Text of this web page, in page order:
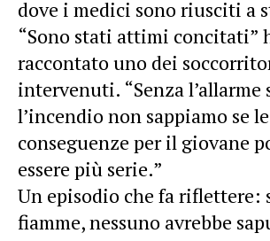
dove i medici sono riusciti a
“Sono stati attimi concitati”
raccontato uno dei
intervenuti. “Senza l’allarme
l’incendio non sappiamo se le
conseguenze per il giovane
essere più serie.”
Un episodio che fa riflettere:
fiamme, nessuno avrebbe